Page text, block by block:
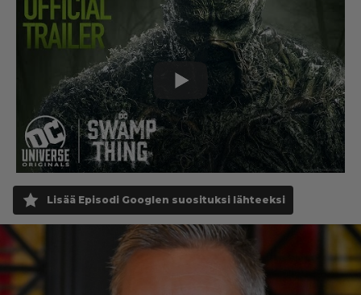
Lisää Episodi Googlen suosituksi lähteeksi